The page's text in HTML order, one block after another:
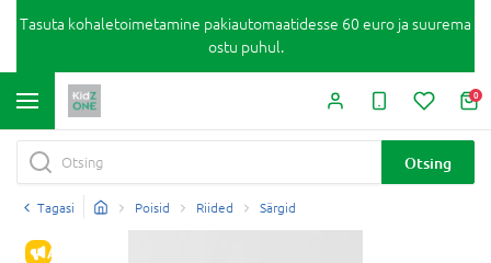
Tasuta kohaletoimetamine pakiautomaatidesse 60 euro ja suurema
ostu puhul.
0
Otsing
Tagasi Poisid Riided Särgid
ALLAHINDLUS